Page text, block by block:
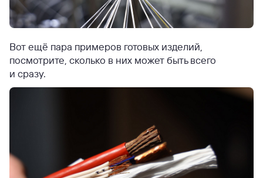
Вот ещё пара примеров готовых изделий,
посмотрите, сколько в них может быть всего
и сразу.